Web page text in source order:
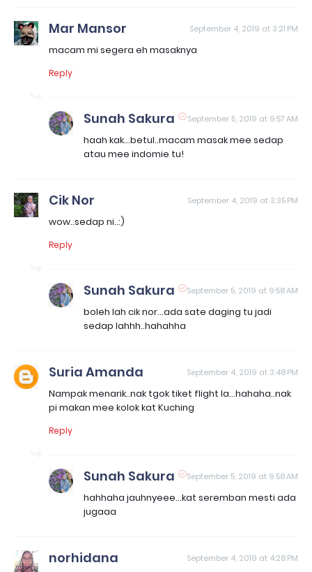
Mar Mansor September 4, 2019 at 3:21 PM
macam mi segera eh masaknya
Reply
Sunah Sakura September 5, 2019 at 9:57 AM
haah kak...betul..macam masak mee sedap
atau mee indomie tu!
Cik Nor September 4, 2019 at 3:35 PM
wow..sedap ni..:)
Reply
Sunah Sakura September 5, 2019 at 9:58 AM
boleh lah cik nor...ada sate daging tu jadi
sedap lahhh..hahahha
Suria Amanda September 4, 2019 at 3:48 PM
Nampak menarik..nak tgok tiket flight la...hahaha..nak
pi makan mee kolok kat Kuching
Reply
Sunah Sakura September 5, 2019 at 9:58 AM
hahhaha jauhnyeee...kat seremban mesti ada
jugaaa
norhidana September 4, 2019 at 4:28 PM